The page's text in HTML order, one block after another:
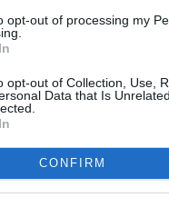
opt-out of processing my
opt-out of Collection, Use,
Data that Is
CONFIRM